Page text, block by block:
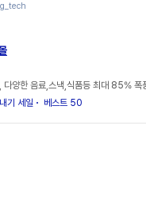
다양한 음료,스낵,식품등 최대 85% 폭
기 세일 베스트 50